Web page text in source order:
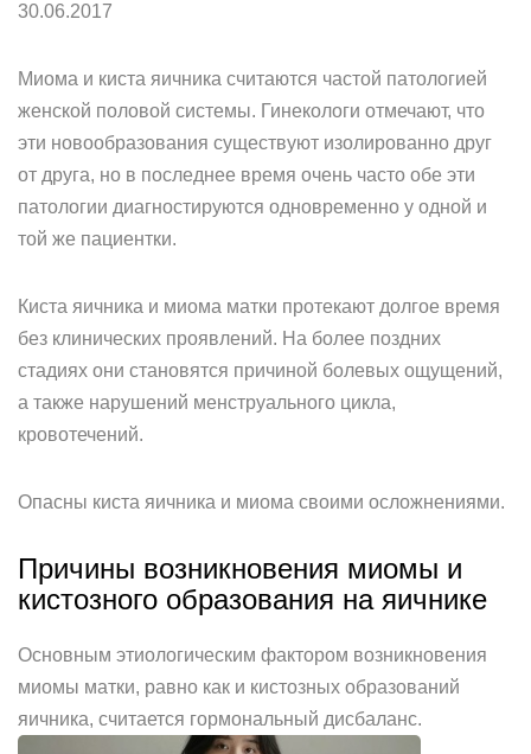
30.06.2017
Миома и киста яичника считаются частой патологией
женской половой системы. Гинекологи отмечают, что
эти новообразования существуют изолированно друг
от друга, но в последнее время очень часто обе эти
патологии диагностируются одновременно у одной и
той же пациентки.
Киста яичника и миома матки протекают долгое время
без клинических проявлений. На более поздних
стадиях они становятся причиной болевых ощущений,
а также нарушений менструального цикла,
кровотечений.
Опасны киста яичника и миома своими осложнениями.
Причины возникновения миомы и
кистозного образования на яичнике
Основным этиологическим фактором возникновения
миомы матки, равно как и кистозных образований
яичника, считается гормональный дисбаланс.